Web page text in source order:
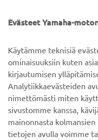
YZ250F is the clear
With detail changes and
YZ motocross bike and
2017 Yamaha Off Road
experience factory
Evästeet Yamaha-
Käytämme teknisiä
ominaisuuksiin kuten
kirjautumisen
Analytiikkaevästeiden
nimettömästi miten
sivustomme kanssa,
mainonnasta
tietojen avulla voimme